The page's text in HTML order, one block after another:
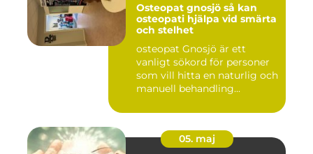
Osteopat gnosjö så kan
osteopati hjälpa vid smärta
och stelhet
osteopat Gnosjö är ett
vanligt sökord för personer
som vill hitta en naturlig och
manuell behandling...
05. maj